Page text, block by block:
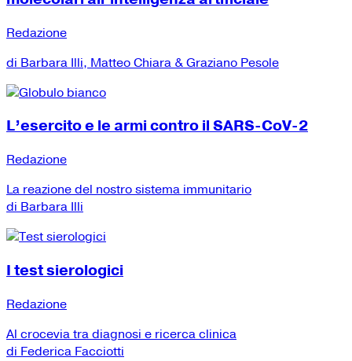
Redazione
di Barbara Illi, Matteo Chiara & Graziano Pesole
L’esercito e le armi contro il SARS-CoV-2
Redazione
La reazione del nostro sistema immunitario
di Barbara Illi
I test sierologici
Redazione
Al crocevia tra diagnosi e ricerca clinica
di Federica Facciotti